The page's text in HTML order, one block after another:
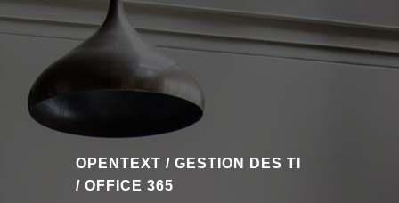
OPENTEXT / GESTION DES TI
/ OFFICE 365